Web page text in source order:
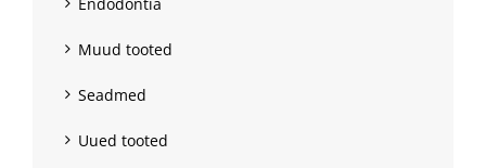
Endodontia
Muud tooted
Seadmed
Uued tooted